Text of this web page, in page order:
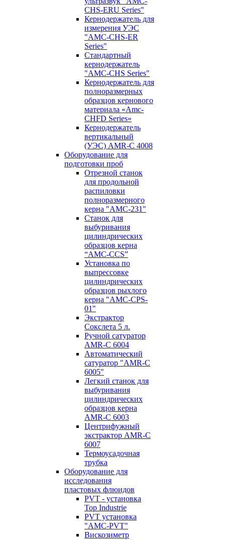
CHS-ERU Series"
Кернодержатель для
измерения УЭС
"AMC-CHS-ER
Series"
Стандартный
кернодержатель
"AMC-CHS Series"
Кернодержатель для
полноразмерных
образцов кернового
материала «Amc-
CHFD Series»
Кернодержатель
вертикальный
(УЭС) AMR-C 4008
Оборудование для
подготовки проб
Отрезной станок
для продольной
распиловки
полноразмерного
керна "AMC-231"
Станок для
выбуривания
цилиндрических
образцов керна
“AMC-CCS”
Установка по
выпресcовке
цилиндрических
образцов рыхлого
керна "AMC-CPS-
01"
Экстрактор
Сокслета 5 л.
Ручной сатуратор
AMR-C 6004
Автоматический
сатуратор "AMR-C
6005"
Легкий станок для
выбуривания
цилиндрических
образцов керна
AMR-C 6003
Центрифужный
экстрактор AMR-C
6007
Термоусадочная
трубка
Оборудование для
исследования
пластовых флюидов
PVT - установка
Top Industrie
PVT установка
"AMC-PVT"
Вискозиметр